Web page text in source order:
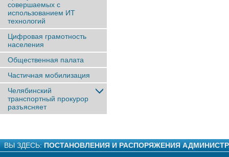
совершаемых с
использованием ИТ
технологий
Цифровая грамотность
населения
Общественная палата
Частичная мобилизация
Челябинский
транспортный прокурор
разъясняет
ВЫ ЗДЕСЬ: ПОСТАНОВЛЕНИЯ И РАСПОРЯЖЕНИЯ